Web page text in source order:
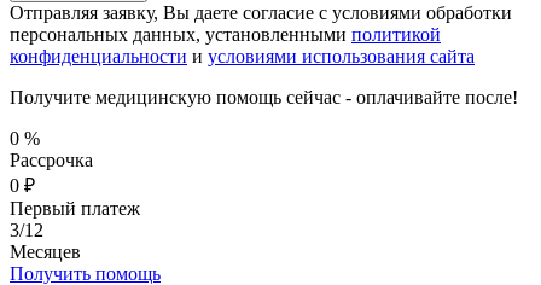
Отправляя заявку, Вы даете согласие с условиями обработки
персональных данных, установленными политикой
конфиденциальности и условиями использования сайта
Получите медицинскую помощь сейчас - оплачивайте после!
0 %
Рассрочка
0 ₽
Первый платеж
3/12
Месяцев
Получить помощь